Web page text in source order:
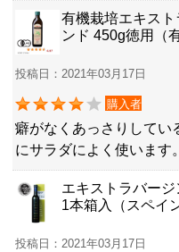
有機栽培エキス
ンド 450g徳用（
投稿日：2021年03月17日
購入者
癖がなくあっさりしてい
にサラダによく使います。
エキストラバー
1本箱入（スペイ
投稿日：2021年03月17日